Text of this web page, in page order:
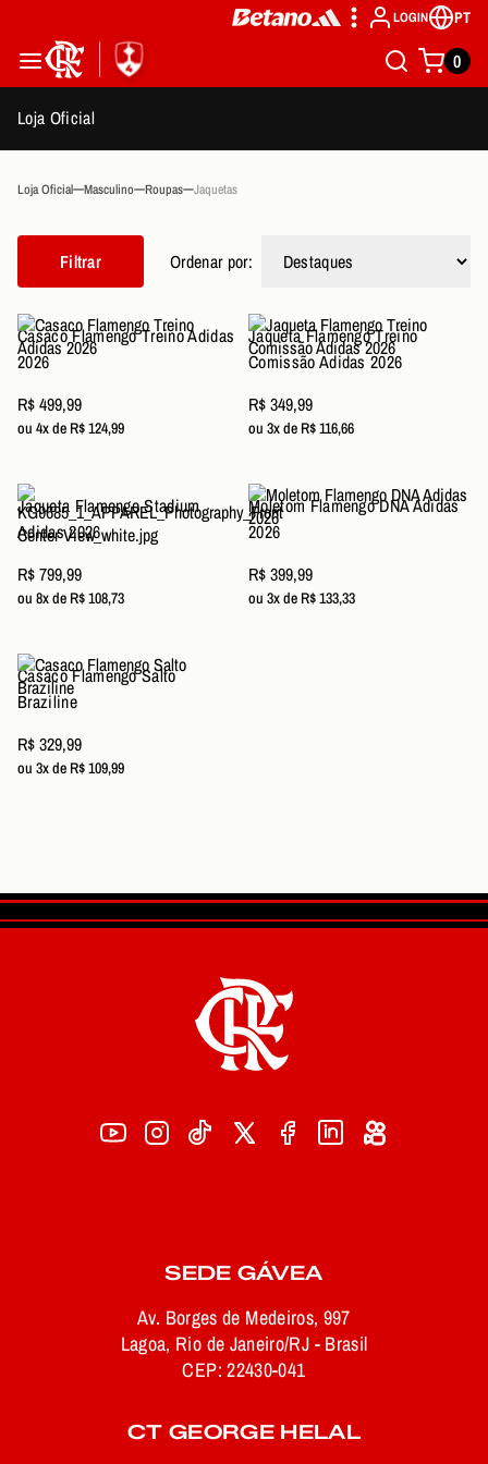
LOGIN PT
0
Loja Oficial
Loja Oficial Masculino Roupas Jaquetas
Filtrar Ordenar por:
Casaco Flamengo Treino Adidas
2026
R$ 499,99
ou 4x de R$ 124,99
Jaqueta Flamengo Treino
Comissão Adidas 2026
R$ 349,99
ou 3x de R$ 116,66
Jaqueta Flamengo Stadium
Adidas 2026
R$ 799,99
ou 8x de R$ 108,73
Moletom Flamengo DNA Adidas
2026
R$ 399,99
ou 3x de R$ 133,33
Casaco Flamengo Salto
Braziline
R$ 329,99
ou 3x de R$ 109,99
SEDE GÁVEA
Av. Borges de Medeiros, 997
Lagoa, Rio de Janeiro/RJ - Brasil
CEP: 22430-041
CT GEORGE HELAL